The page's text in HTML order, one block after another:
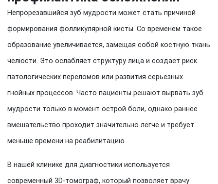
Непрорезавшийся зуб мудрости может стать причиной
формирования фолликулярной кисты. Со временем такое
образование увеличивается, замещая собой костную ткань
челюсти. Это ослабляет структуру лица и создает риск
патологических переломов или развития серьезных
гнойных процессов. Часто пациенты решают вырвать зуб
мудрости только в момент острой боли, однако раннее
вмешательство проходит значительно легче и требует
меньше времени на реабилитацию.
В нашей клинике для диагностики используется
современный 3D-томограф, который позволяет врачу